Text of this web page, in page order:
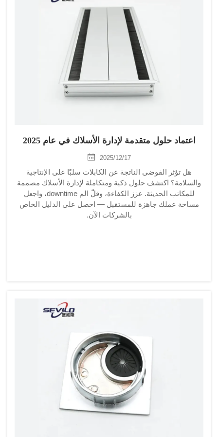
اعتماد حلول متقدمة لإدارة الأسلاك في عام 2025
2025/12/17
هل تؤثر الفوضى الناتجة عن الكابلات سلبًا على الإنتاجية
والسلامة؟ اكتشف حلول ذكية ومتكاملة لإدارة الأسلاك مصممة
للمكاتب الحديثة. عزز الكفاءة، وقلّ الم downtime، واجعل
مساحة عملك جاهزة للمستقبل — احصل على الدليل الخاص
بالشركات الآن.